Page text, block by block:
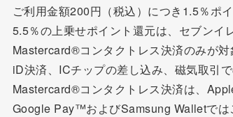
ご利用金額200円（税込）につき1.5％ポ
5.5％の上乗せポイント還元は、セブンイ
Mastercard®コンタクトレス決済のみが
iD決済、ICチップの差し込み、磁気取引
Mastercard®コンタクトレス決済は、
Google Pay™およびSamsung Walletで